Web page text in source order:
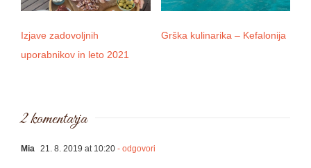
Izjave zadovoljnih
uporabnikov in leto 2021
Grška kulinarika – Kefalonija
2 komentarja
Mia 21. 8. 2019 at 10:20 - odgovori